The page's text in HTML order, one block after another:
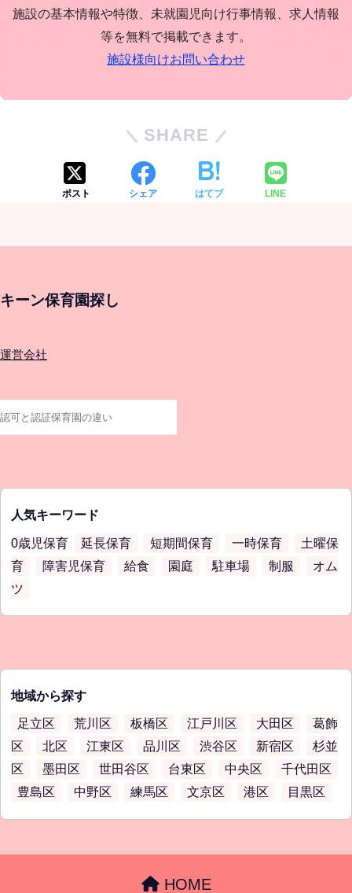
施設の基本情報や特徴、未就園児向け行事情報、求人情報
等を無料で掲載できます。
施設様向けお問い合わせ
SHARE
ポスト シェア はてブ LINE
キーン保育園探し
運営会社
人気キーワード
0歳児保育 延長保育 短期間保育 一時保育
土曜保
育
障害児保育 給食 園庭 駐車場 制服
オム
ツ
地域から探す
足立区 荒川区 板橋区 江戸川区 大田区
葛飾
区
北区 江東区 品川区 渋谷区 新宿区
杉並
区
墨田区 世田谷区 台東区 中央区
千代田区
豊島区
中野区 練馬区 文京区 港区 目黒区
HOME